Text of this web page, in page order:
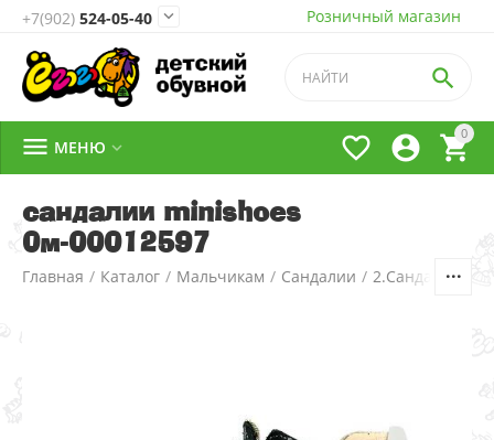
Розничный магазин
+7(902) 524-05-40 
0




 МЕНЮ 
сандалии minishoes
0м-00012597
Главная / Каталог / Мальчикам / Сандалии / 2.Сандалии д/м